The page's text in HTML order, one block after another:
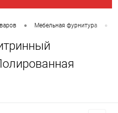
• Мебельная фурнитура •